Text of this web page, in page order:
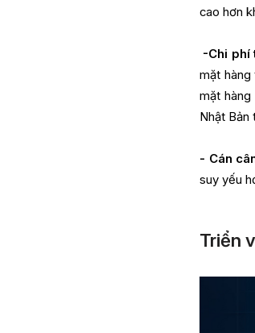
cao hơn
-Chi phí
mặt
mặt
Nhật Bản
- Cán
suy yếu
Triển